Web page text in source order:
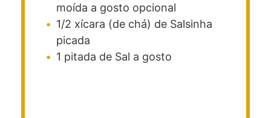
moída a gosto opcional
1/2 xícara (de chá) de Salsinha
picada
1 pitada de Sal a gosto